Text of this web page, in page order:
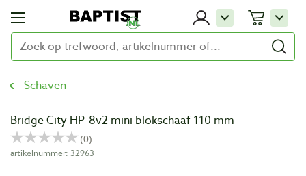
Schaven
Bridge City HP-8v2 mini blokschaaf 110 mm
artikelnummer: 32963